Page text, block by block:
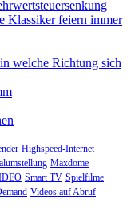
Klassiker feiern immer
welche Richtung sich
Highspeed-Internet
Maxdome
Smart TV Spielfilme
Videos auf Abruf